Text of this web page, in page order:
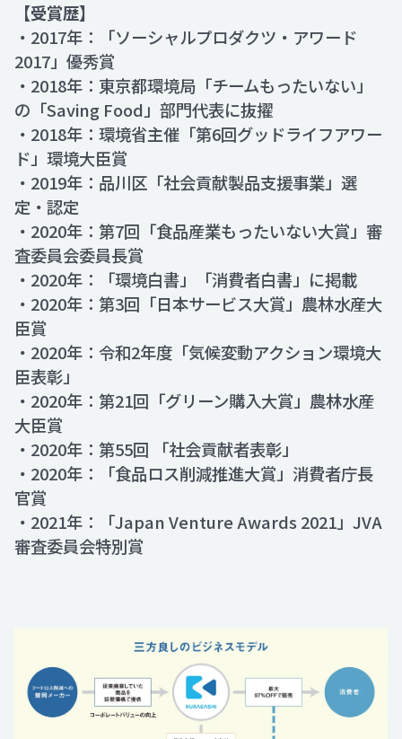
【受賞歴】
・2017年：「ソーシャルプロダクツ・アワード
2017」優秀賞
・2018年：東京都環境局「チームもったいない」
の「Saving Food」部門代表に抜擢
・2018年：環境省主催「第6回グッドライフアワー
ド」環境大臣賞
・2019年：品川区「社会貢献製品支援事業」選
定・認定
・2020年：第7回「食品産業もったいない大賞」審
査委員会委員長賞
・2020年：「環境白書」「消費者白書」に掲載
・2020年：第3回「日本サービス大賞」農林水産大
臣賞
・2020年：令和2年度「気候変動アクション環境大
臣表彰」
・2020年：第21回「グリーン購入大賞」農林水産
大臣賞
・2020年：第55回 「社会貢献者表彰」
・2020年：「食品ロス削減推進大賞」消費者庁長
官賞
・2021年：「Japan Venture Awards 2021」JVA
審査委員会特別賞